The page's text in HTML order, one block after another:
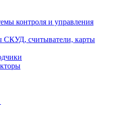
контроля и управления
СКУД, считыватели, карты